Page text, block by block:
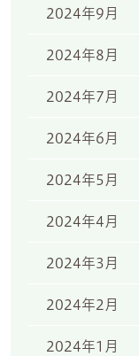
2024年9月
2024年8月
2024年7月
2024年6月
2024年5月
2024年4月
2024年3月
2024年2月
2024年1月